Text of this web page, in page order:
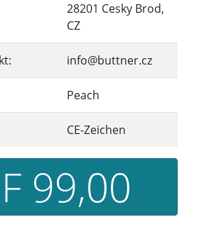
28201 Cesky Brod,
CZ
info@buttner.cz
Peach
CE-Zeichen
99,00